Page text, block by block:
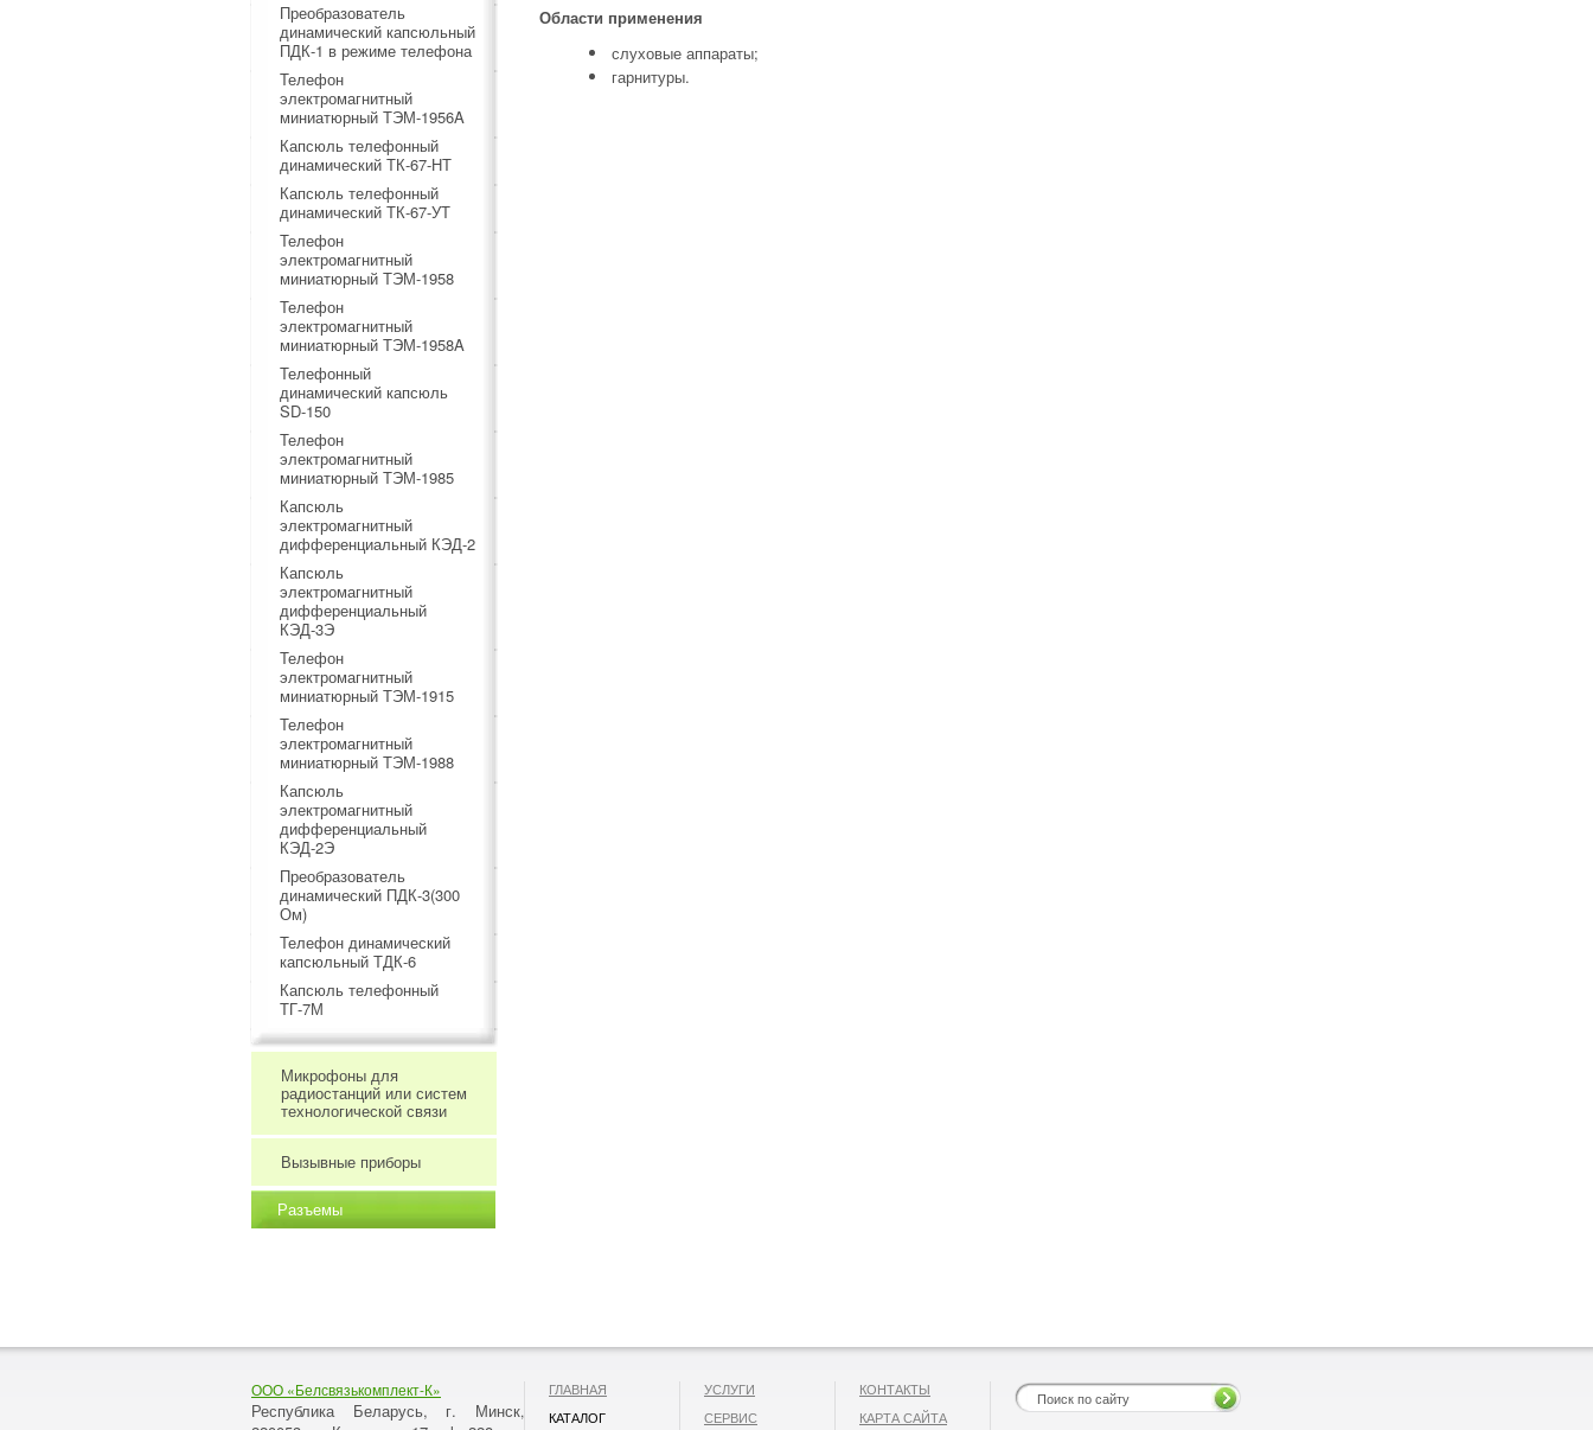
Области применения
слуховые аппараты;
гарнитуры.
Преобразователь
динамический капсюльный
ПДК-1 в режиме телефона
Телефон
электромагнитный
миниатюрный ТЭМ-1956A
Капсюль телефонный
динамический ТК-67-НТ
Капсюль телефонный
динамический ТК-67-УТ
Телефон
электромагнитный
миниатюрный ТЭМ-1958
Телефон
электромагнитный
миниатюрный ТЭМ-1958A
Телефонный
динамический капсюль
SD-150
Телефон
электромагнитный
миниатюрный ТЭМ-1985
Капсюль
электромагнитный
дифференциальный КЭД-2
Капсюль
электромагнитный
дифференциальный
КЭД-3Э
Телефон
электромагнитный
миниатюрный ТЭМ-1915
Телефон
электромагнитный
миниатюрный ТЭМ-1988
Капсюль
электромагнитный
дифференциальный
КЭД-2Э
Преобразователь
динамический ПДК-3(300
Ом)
Телефон динамический
капсюльный ТДК-6
Капсюль телефонный
ТГ-7М
Микрофоны для
радиостанций или систем
технологической связи
Вызывные приборы
Разъемы
ООО «Белсвязькомплект-К»
Республика Беларусь, г. Минск,
ГЛАВНАЯ
КАТАЛОГ
УСЛУГИ
СЕРВИС
КОНТАКТЫ
КАРТА САЙТА